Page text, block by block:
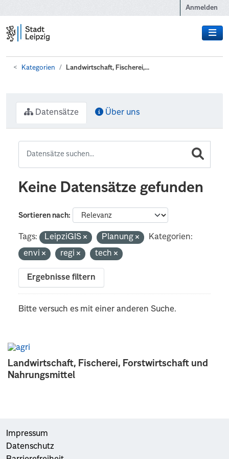
Anmelden
Kategorien Landwirtschaft, Fischerei,...
Landwirtschaft, Fischerei, Forstwirtschaft und
Nahrungsmittel
Datensätze Über uns
Keine Datensätze gefunden
Sortieren nach
Tags: LeipziGIS Planung
Kategorien:
envi
regi tech
Ergebnisse filtern
Bitte versuch es mit einer anderen Suche.
Impressum
Datenschutz